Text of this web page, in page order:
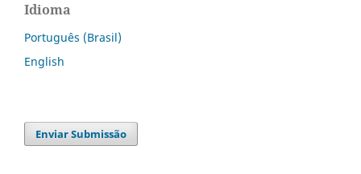
Idioma
Português (Brasil)
English
Enviar Submissão